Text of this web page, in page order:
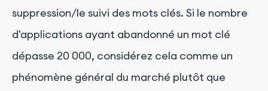
suppression/le suivi des mots clés. Si le nombre
d'applications ayant abandonné un mot clé
dépasse 20 000, considérez cela comme un
phénomène général du marché plutôt que